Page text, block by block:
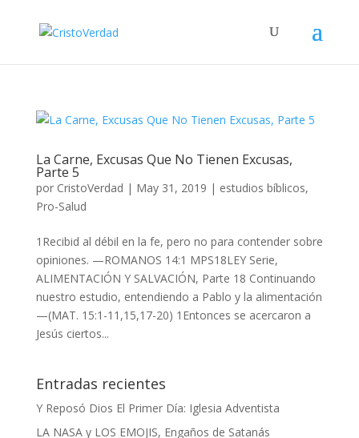
La Carne, Excusas Que No Tienen Excusas,
Parte 5
por CristoVerdad | May 31, 2019 | estudios bíblicos,
Pro-Salud
1Recibid al débil en la fe, pero no para contender sobre
opiniones. —ROMANOS 14:1 MPS18LEY Serie,
ALIMENTACIÓN Y SALVACIÓN, Parte 18 Continuando
nuestro estudio, entendiendo a Pablo y la alimentación
—(MAT. 15:1-11,15,17-20) 1Entonces se acercaron a
Jesús ciertos...
Entradas recientes
Y Reposó Dios El Primer Día: Iglesia Adventista
LA NASA y LOS EMOJIS, Engaños de Satanás